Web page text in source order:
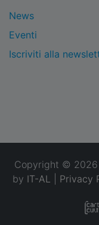
News
Eventi
Iscriviti alla
Copyright © 2026
by IT-AL Privacy